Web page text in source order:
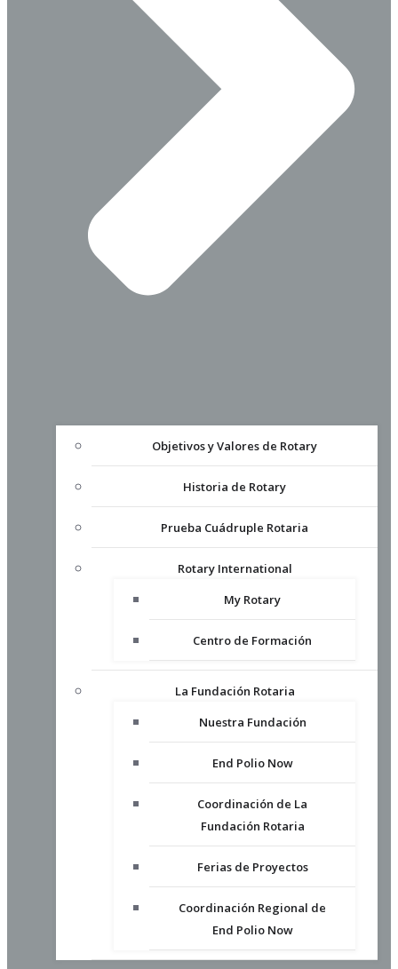
Objetivos y Valores de Rotary
Historia de Rotary
Prueba Cuádruple Rotaria
Rotary International
My Rotary
Centro de Formación
La Fundación Rotaria
Nuestra Fundación
End Polio Now
Coordinación de La
Fundación Rotaria
Ferias de Proyectos
Coordinación Regional de
End Polio Now